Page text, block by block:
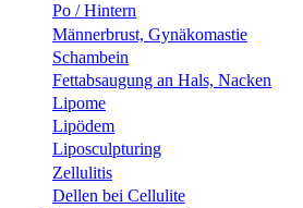
Po / Hintern
Männerbrust, Gynäkomastie
Schambein
Fettabsaugung an Hals, Nacken
Lipome
Lipödem
Liposculpturing
Zellulitis
Dellen bei Cellulite